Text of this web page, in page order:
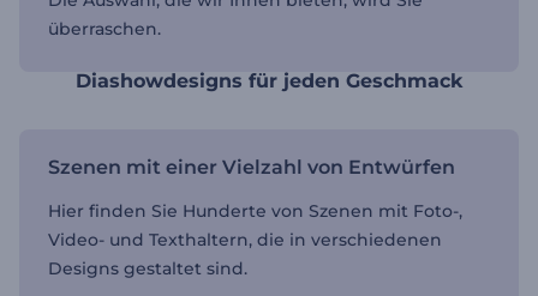
überraschen.
Diashowdesigns für jeden Geschmack
Szenen mit einer Vielzahl von Entwürfen
Hier finden Sie Hunderte von Szenen mit Foto-,
Video- und Texthaltern, die in verschiedenen
Designs gestaltet sind.